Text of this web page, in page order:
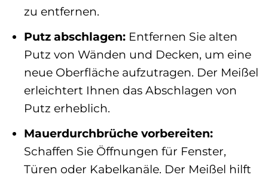
zu entfernen.
Putz abschlagen:Entfernen Sie alten
Putz von Wänden und Decken, um eine
neue Oberfläche aufzutragen. Der Meißel
erleichtert Ihnen das Abschlagen von
Putz erheblich.
Mauerdurchbrüche vorbereiten:
Schaffen Sie Öffnungen für Fenster,
Türen oder Kabelkanäle. Der Meißel hilft